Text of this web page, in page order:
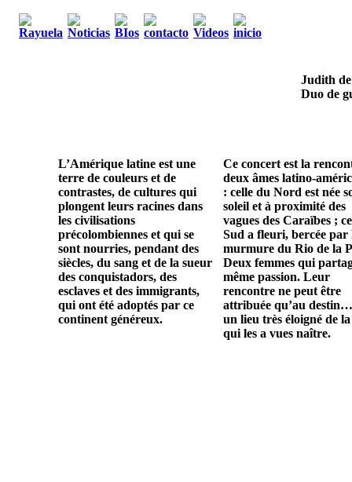
Judith
Duo de
L’Amérique latine est une
terre de couleurs et de
contrastes, de cultures qui
plongent leurs racines dans
les civilisations
précolombiennes et qui se
sont nourries, pendant des
siècles, du sang et de la sueur
des conquistadors, des
esclaves et des immigrants,
qui ont été adoptés par ce
continent généreux.
Ce concert est la
deux âmes latino-
: celle du Nord est née
soleil et à proximité des
vagues des Caraïbes ;
Sud a fleuri, bercée par
murmure du Rio de la
Deux femmes qui
même passion. Leur
rencontre ne peut être
attribuée qu’au
un lieu très éloigné de
qui les a vues naître.